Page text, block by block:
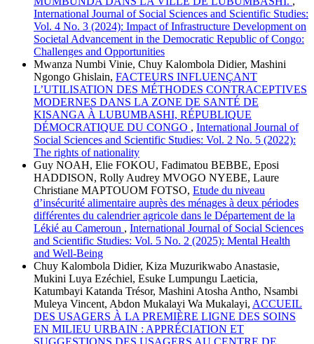
International Journal of Social Sciences and Scientific Studies:
Vol. 4 No. 3 (2024): Impact of Infrastructure Development on
Societal Advancement in the Democratic Republic of Congo:
Challenges and Opportunities
Mwanza Numbi Vinie, Chuy Kalombola Didier, Mashini
Ngongo Ghislain, FACTEURS INFLUENÇANT
L’UTILISATION DES MÉTHODES CONTRACEPTIVES
MODERNES DANS LA ZONE DE SANTÉ DE
KISANGA À LUBUMBASHI, RÉPUBLIQUE
DÉMOCRATIQUE DU CONGO , International Journal of
Social Sciences and Scientific Studies: Vol. 2 No. 5 (2022):
The rights of nationality
Guy NOAH, Elie FOKOU, Fadimatou BEBBE, Eposi
HADDISON, Rolly Audrey MVOGO NYEBE, Laure
Christiane MAPTOUOM FOTSO, Etude du niveau
d’insécurité alimentaire auprès des ménages à deux périodes
différentes du calendrier agricole dans le Département de la
Lékié au Cameroun , International Journal of Social Sciences
and Scientific Studies: Vol. 5 No. 2 (2025): Mental Health
and Well-Being
Chuy Kalombola Didier, Kiza Muzurikwabo Anastasie,
Mukini Luya Ezéchiel, Esuke Lumpungu Laeticia,
Katumbayi Katanda Trésor, Mashini Atosha Antho, Nsambi
Muleya Vincent, Abdon Mukalayi Wa Mukalayi, ACCUEIL
DES USAGERS À LA PREMIÈRE LIGNE DES SOINS
EN MILIEU URBAIN : APPRÉCIATION ET
SUGGESTIONS DES USAGERS AU CENTRE DE